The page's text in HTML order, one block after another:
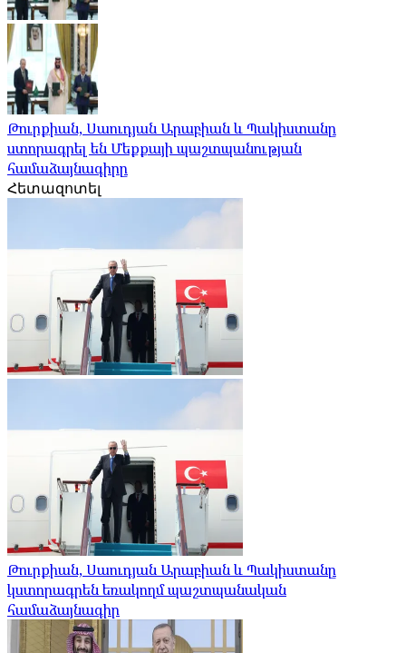
Թուրքիան, Սաուդյան Արաբիան և Պակիստանը
ստորագրել են Մեքքայի պաշտպանության
համաձայնագիրը
Հետազոտել
Թուրքիան, Սաուդյան Արաբիան և Պակիստանը
կստորագրեն եռակողմ պաշտպանական
համաձայնագիր